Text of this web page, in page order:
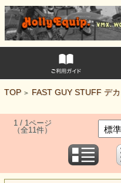
TOP > FAST GUY STUFF デ
1 / 1ページ
（全11件）